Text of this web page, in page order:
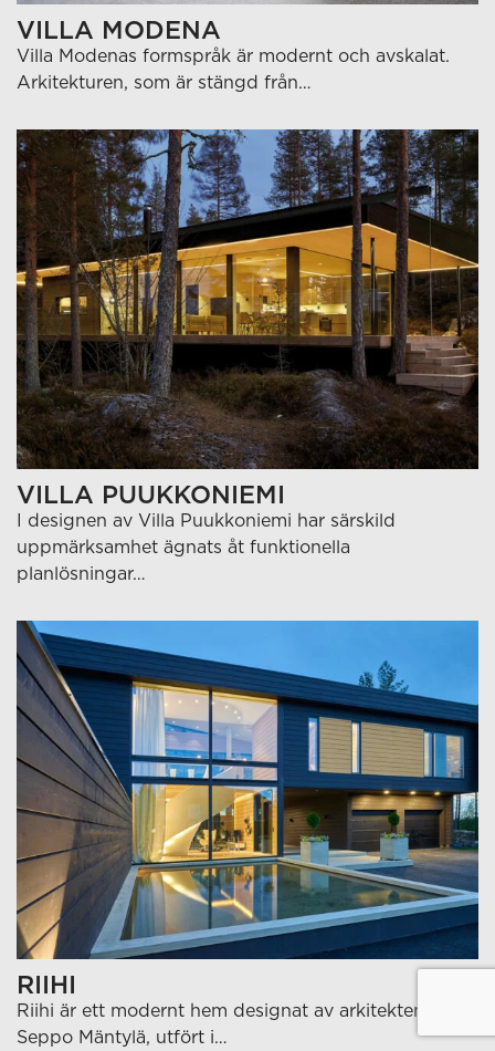
VILLA MODENA
Villa Modenas formspråk är modernt och avskalat.
Arkitekturen, som är stängd från…
VILLA PUUKKONIEMI
I designen av Villa Puukkoniemi har särskild
uppmärksamhet ägnats åt funktionella
planlösningar…
RIIHI
Riihi är ett modernt hem designat av arkitekten
Seppo Mäntylä, utfört i…